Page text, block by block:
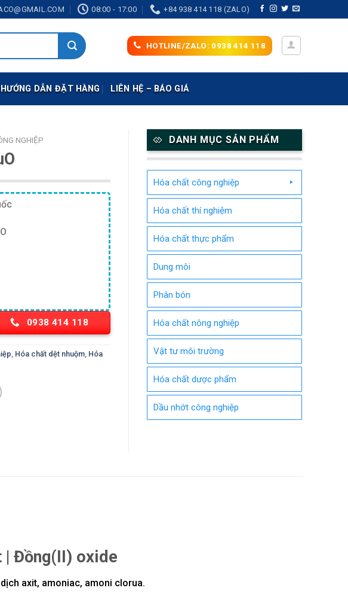
08:00 - 17:00 +84 938 414 118 (ZALO)
HOTLINE/ZALO: 0938 414 118
HƯỚNG DẪN ĐẶT HÀNG LIÊN HỆ – BÁO GIÁ
NGHIỆP
0938 414 118
Hóa chất dệt nhuộm Hóa
DANH MỤC SẢN PHẨM
Hóa chất công nghiệp
Hóa chất thí nghiệm
Hóa chất thực phẩm
Dung môi
Phân bón
Hóa chất nông nghiệp
Vật tư môi trường
Hóa chất dược phẩm
Dầu nhớt công nghiệp
| Đồng(II) oxide
axit, amoniac, amoni clorua.